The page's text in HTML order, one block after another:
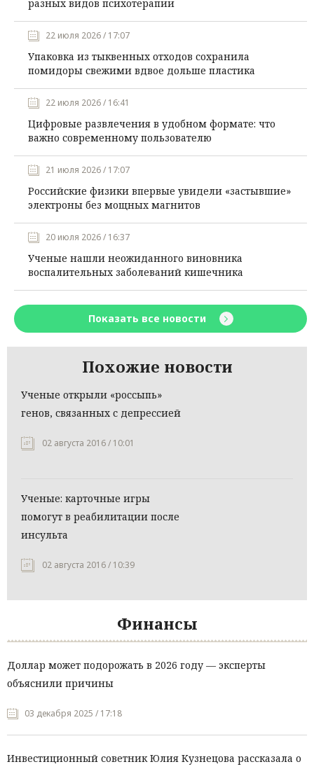
разных видов психотерапии
22 июля 2026 / 17:07
Упаковка из тыквенных отходов сохранила
помидоры свежими вдвое дольше пластика
22 июля 2026 / 16:41
Цифровые развлечения в удобном формате: что
важно современному пользователю
21 июля 2026 / 17:07
Российские физики впервые увидели «застывшие»
электроны без мощных магнитов
20 июля 2026 / 16:37
Ученые нашли неожиданного виновника
воспалительных заболеваний кишечника
Показать все новости
Похожие новости
Ученые открыли «россыпь»
генов, связанных с депрессией
02 августа 2016 / 10:01
Ученые: карточные игры
помогут в реабилитации после
инсульта
02 августа 2016 / 10:39
Финансы
Доллар может подорожать в 2026 году — эксперты
объяснили причины
03 декабря 2025 / 17:18
Инвестиционный советник Юлия Кузнецова рассказала о